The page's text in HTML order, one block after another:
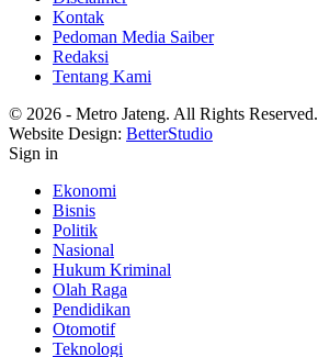
Kontak
Pedoman Media Saiber
Redaksi
Tentang Kami
© 2026 - Metro Jateng. All Rights Reserved.
Website Design: BetterStudio
Sign in
Ekonomi
Bisnis
Politik
Nasional
Hukum Kriminal
Olah Raga
Pendidikan
Otomotif
Teknologi